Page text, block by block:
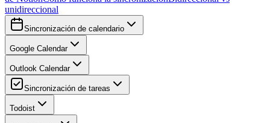
unidireccional
Sincronización de calendario
Google Calendar
Outlook Calendar
Sincronización de tareas
Todoist